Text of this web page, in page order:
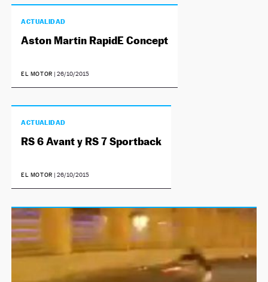
ACTUALIDAD
Aston Martin RapidE Concept
EL MOTOR | 26/10/2015
ACTUALIDAD
RS 6 Avant y RS 7 Sportback
EL MOTOR | 26/10/2015